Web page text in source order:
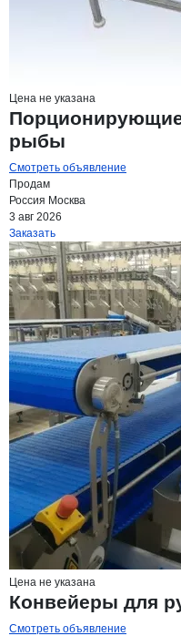
Цена не указана
рыбы
Смотреть объявление
Продам
Россия Москва
3 авг 2026
Заказать
Цена не указана
Конвейеры для
Смотреть объявление